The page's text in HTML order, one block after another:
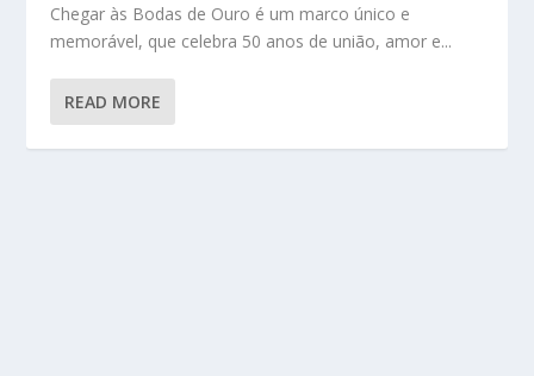
Chegar às Bodas de Ouro é um marco único e
memorável, que celebra 50 anos de união, amor e...
READ MORE